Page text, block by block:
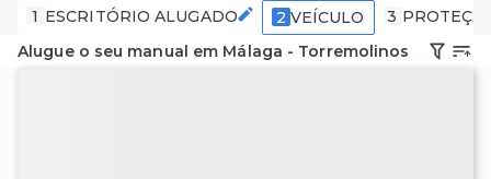
1 ESCRITÓRIO ALUGADO 2 VEÍCULO 3
Alugue o seu manual em Málaga - Torremolinos